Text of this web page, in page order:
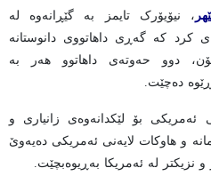
، نیۆیۆرک تایمز بە گێڕانەوە لە
کرد کە گەڕی داهاتووی دانوستانە
دوو حەوتەی داهاتوو هەر بە
دەچێت.
ئەمریکی بۆ لێکدانەوەی زانیاری و
و هاوکات لایەنی ئەمریکی دەیەوێ
و نزیکتر لە ئەمریکا بەڕیوەبچێت.